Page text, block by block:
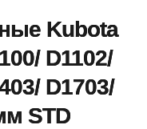
Kubota
D1102/
D1703/
STD